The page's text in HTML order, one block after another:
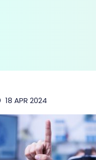
18 APR 2024